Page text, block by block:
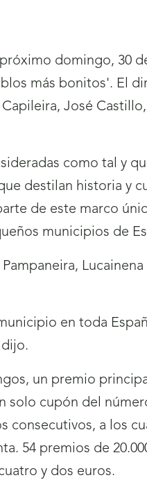
domingo, 30
más bonitos'. El
José
como tal y
destilan historia y
de este marco
municipios de
en toda
un premio
solo cupón del
consecutivos, a los
54 premios de
y dos euros.